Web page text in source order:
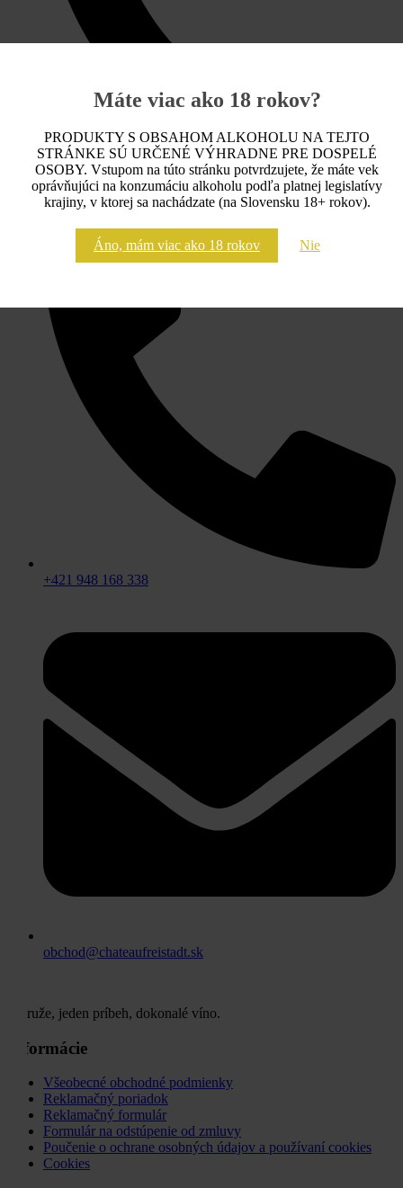
Máte viac ako 18 rokov?
PRODUKTY S OBSAHOM ALKOHOLU NA TEJTO
STRÁNKE SÚ URČENÉ VÝHRADNE PRE DOSPELÉ
OSOBY. Vstupom na túto stránku potvrdzujete, že máte vek
oprávňujúci na konzumáciu alkoholu podľa platnej legislatívy
krajiny, v ktorej sa nachádzate (na Slovensku 18+ rokov).
Áno, mám viac ako 18 rokov Nie
+421 948 068 598
+421 948 168 338
obchod@chateaufreistadt.sk
Tri ruže, jeden príbeh, dokonalé víno.
Informácie
Všeobecné obchodné podmienky
Reklamačný poriadok
Reklamačný formulár
Formulár na odstúpenie od zmluvy
Poučenie o ochrane osobných údajov a používaní cookies
Cookies